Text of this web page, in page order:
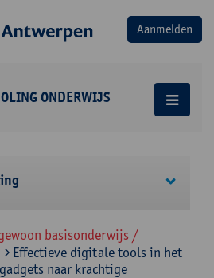
ONDERWIJS
basisonderwijs /
Effectieve digitale tools in het
naar krachtige